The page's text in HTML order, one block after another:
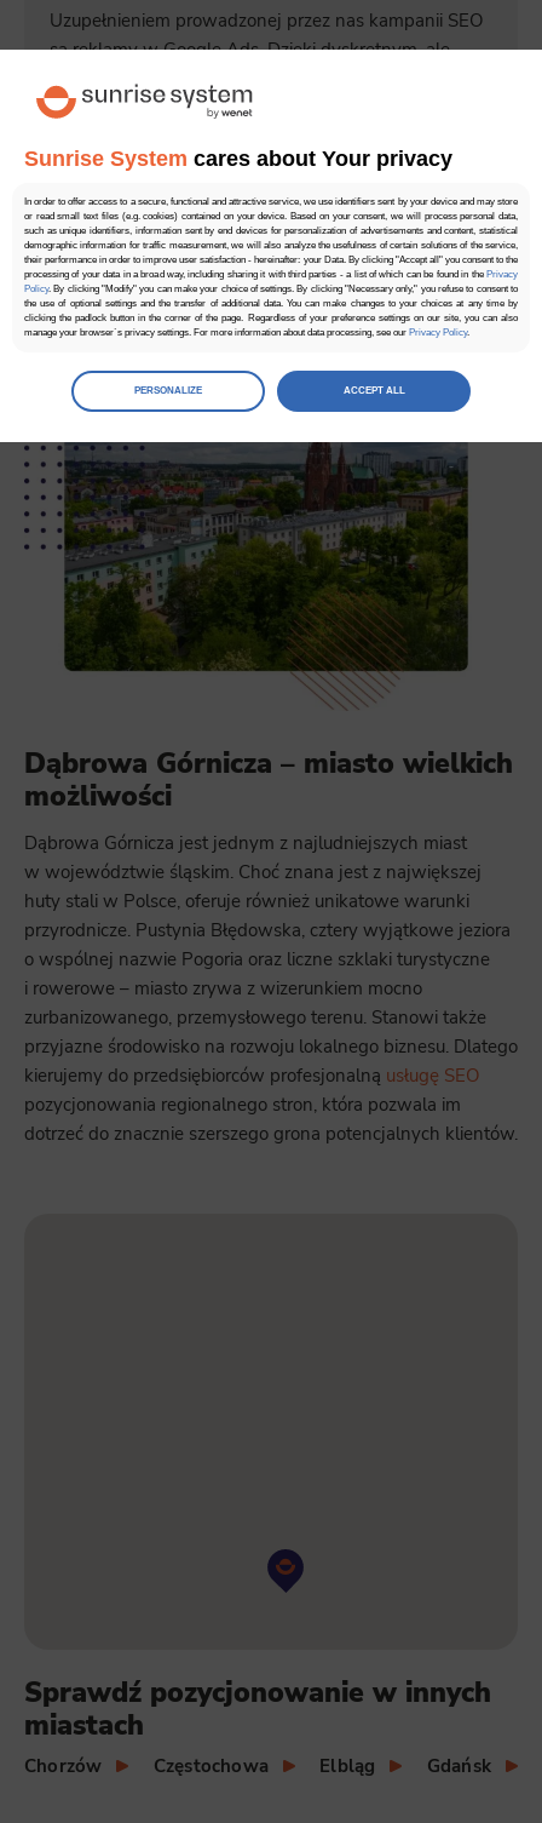
Sunrise System cares about Your privacy
In order to offer access to a secure, functional and attractive service, we use identifiers sent by your device and may store
or read small text files (e.g. cookies) contained on your device. Based on your consent, we will process personal data,
such as unique identifiers, information sent by end devices for personalization of advertisements and content, statistical
demographic information for traffic measurement, we will also analyze the usefulness of certain solutions of the service,
their performance in order to improve user satisfaction - hereinafter: your Data. By clicking "Accept all" you consent to the
processing of your data in a broad way, including sharing it with third parties - a list of which can be found in the Privacy
Policy. By clicking "Modify" you can make your choice of settings. By clicking "Necessary only," you refuse to consent to
the use of optional settings and the transfer of additional data. You can make changes to your choices at any time by
clicking the padlock button in the corner of the page. Regardless of your preference settings on our site, you can also
manage your browser`s privacy settings. For more information about data processing, see our Privacy Policy.
Managepreferences
Select the consents of your choice
Necessary
Necessary scripts and data stored on the end device contribute to the security and usability of the website by enabling
secure access to basic functions such as site navigation and access to specific areas of the website. The website
cannot be properly displayed without this group.
Functionality
This is data used to personalize your use of our website and to remember choices you make while using our website. For
example, we may use functional cookies to remember your language preferences or to remember your login information,
Marketing
habits and demographic criteria. Also, third-party files that, in conjunction with files installed while browsing other
websites, profile the user, providing him or her with the marketing, advertising and retargeting content deemed most
appropriate.
PERSONALIZE ACCEPT ALL
Uzupełnieniem prowadzonej przez nas kampanii SEO
są reklamy w Google Ads. Dzięki dyskretnym, ale
skutecznym sponsorowanym treściom zwiększamy
ruch na Twojej stronie. Sprawdź także nasz
Dąbrowa Górnicza – miasto wielkich
możliwości
Dąbrowa Górnicza jest jednym z najludniejszych miast
w województwie śląskim. Choć znana jest z największej
huty stali w Polsce, oferuje również unikatowe warunki
przyrodnicze. Pustynia Błędowska, cztery wyjątkowe jeziora
o wspólnej nazwie Pogoria oraz liczne szklaki turystyczne
i rowerowe – miasto zrywa z wizerunkiem mocno
zurbanizowanego, przemysłowego terenu. Stanowi także
przyjazne środowisko na rozwoju lokalnego biznesu. Dlatego
kierujemy do przedsiębiorców profesjonalną usługę SEO
pozycjonowania regionalnego stron, która pozwala im
dotrzeć do znacznie szerszego grona potencjalnych klientów.
Sprawdź pozycjonowanie w innych
miastach
Chorzów Częstochowa Elbląg Gdańsk